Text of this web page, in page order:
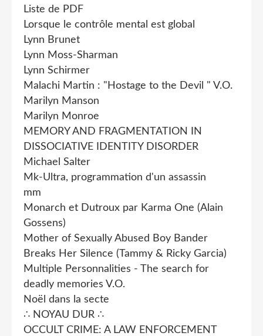
Liste de PDF
Lorsque le contrôle mental est global
Lynn Brunet
Lynn Moss-Sharman
Lynn Schirmer
Malachi Martin : "Hostage to the Devil " V.O.
Marilyn Manson
Marilyn Monroe
MEMORY AND FRAGMENTATION IN
DISSOCIATIVE IDENTITY DISORDER
Michael Salter
Mk-Ultra, programmation d'un assassin
mm
Monarch et Dutroux par Karma One (Alain
Gossens)
Mother of Sexually Abused Boy Bander
Breaks Her Silence (Tammy & Ricky Garcia)
Multiple Personnalities - The search for
deadly memories V.O.
Noël dans la secte
∴ NOYAU DUR ∴
OCCULT CRIME: A LAW ENFORCEMENT